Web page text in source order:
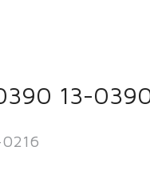
13-